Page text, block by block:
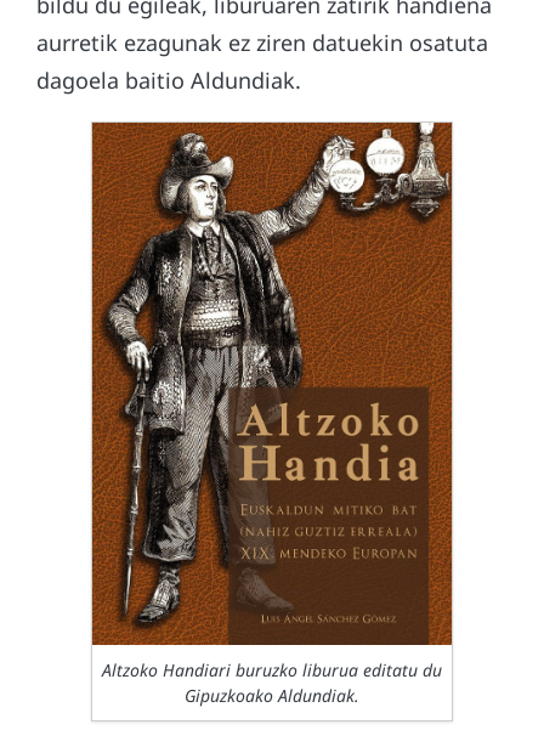
aurretik ezagunak ez ziren datuekin osatuta
dagoela baitio Aldundiak.
Altzoko Handiari buruzko liburua editatu du
Gipuzkoako Aldundiak.